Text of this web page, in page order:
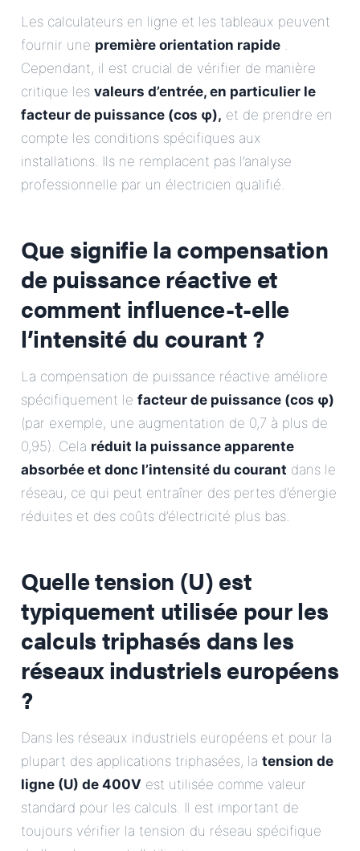
Les calculateurs en ligne et les tableaux peuvent
fournir une première orientation rapide .
Cependant, il est crucial de vérifier de manière
critique les valeurs d’entrée, en particulier le
facteur de puissance (cos φ), et de prendre en
compte les conditions spécifiques aux
installations. Ils ne remplacent pas l’analyse
professionnelle par un électricien qualifié.
Que signifie la compensation
de puissance réactive et
comment influence-t-elle
l’intensité du courant ?
La compensation de puissance réactive améliore
spécifiquement le facteur de puissance (cos φ)
(par exemple, une augmentation de 0,7 à plus de
0,95). Cela réduit la puissance apparente
absorbée et donc l’intensité du courant dans le
réseau, ce qui peut entraîner des pertes d’énergie
réduites et des coûts d’électricité plus bas.
Quelle tension (U) est
typiquement utilisée pour les
calculs triphasés dans les
réseaux industriels européens
?
Dans les réseaux industriels européens et pour la
plupart des applications triphasées, la tension de
ligne (U) de 400V est utilisée comme valeur
standard pour les calculs. Il est important de
toujours vérifier la tension du réseau spécifique